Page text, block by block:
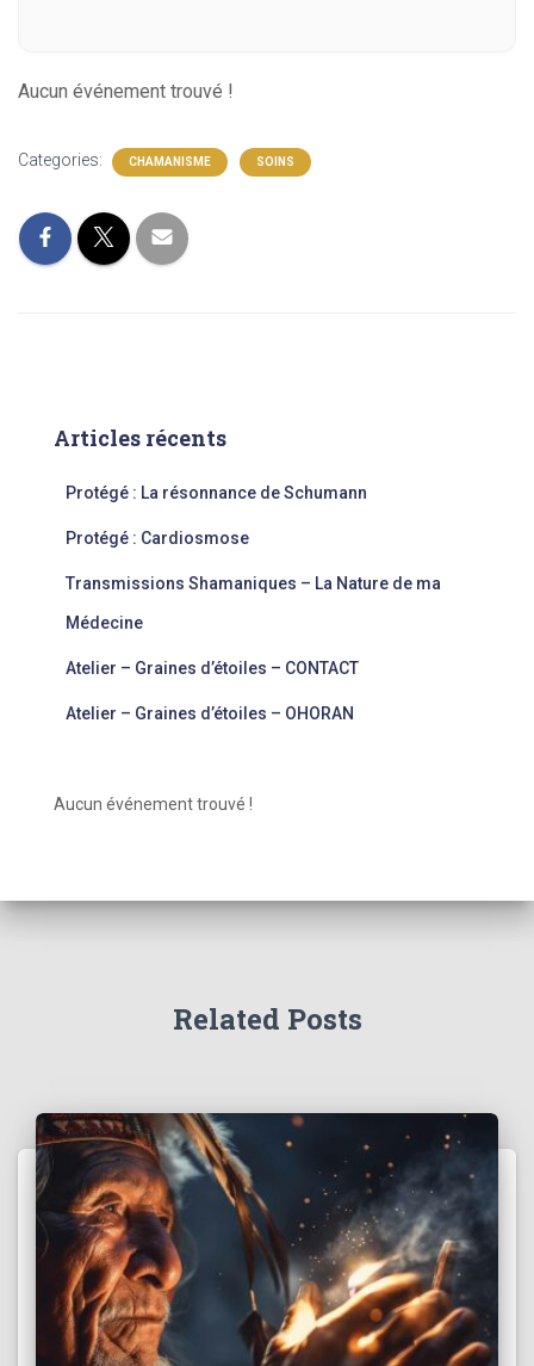
Aucun événement trouvé !
Categories: CHAMANISME SOINS
Articles récents
Protégé : La résonnance de Schumann
Protégé : Cardiosmose
Transmissions Shamaniques – La Nature de ma
Médecine
Atelier – Graines d’étoiles – CONTACT
Atelier – Graines d’étoiles – OHORAN
Aucun événement trouvé !
Related Posts